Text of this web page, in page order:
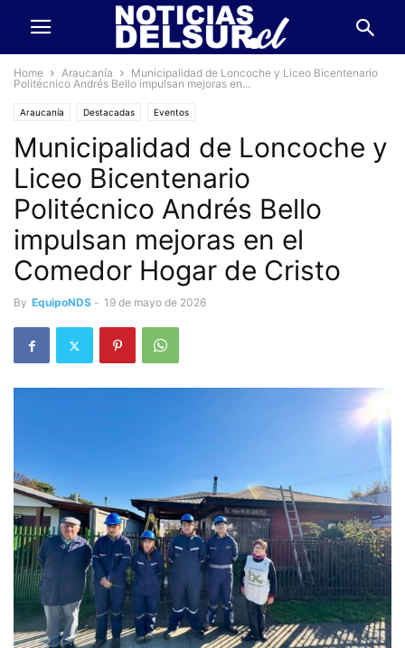
Home Araucanía
Municipalidad de Loncoche y Liceo Bicentenario
Politécnico Andrés Bello impulsan mejoras en...
Araucanía Destacadas Eventos
Municipalidad de Loncoche y
Liceo Bicentenario
Politécnico Andrés Bello
impulsan mejoras en el
Comedor Hogar de Cristo
By EquipoNDS - 19 de mayo de 2026